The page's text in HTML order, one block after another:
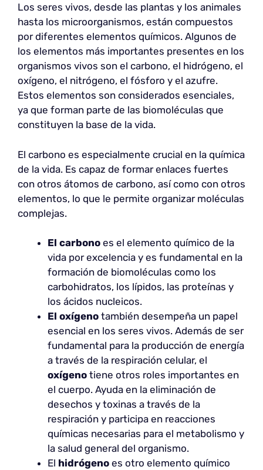
Los seres vivos, desde las plantas y los animales
hasta los microorganismos, están compuestos
por diferentes elementos químicos. Algunos de
los elementos más importantes presentes en los
organismos vivos son el carbono, el hidrógeno, el
oxígeno, el nitrógeno, el fósforo y el azufre.
Estos elementos son considerados esenciales,
ya que forman parte de las biomoléculas que
constituyen la base de la vida.
El carbono es especialmente crucial en la química
de la vida. Es capaz de formar enlaces fuertes
con otros átomos de carbono, así como con otros
elementos, lo que le permite organizar moléculas
complejas.
El carbono es el elemento químico de la
vida por excelencia y es fundamental en la
formación de biomoléculas como los
carbohidratos, los lípidos, las proteínas y
los ácidos nucleicos.
El oxígeno también desempeña un papel
esencial en los seres vivos. Además de ser
fundamental para la producción de energía
a través de la respiración celular, el
oxígeno tiene otros roles importantes en
el cuerpo. Ayuda en la eliminación de
desechos y toxinas a través de la
respiración y participa en reacciones
químicas necesarias para el metabolismo y
la salud general del organismo.
El hidrógeno es otro elemento químico